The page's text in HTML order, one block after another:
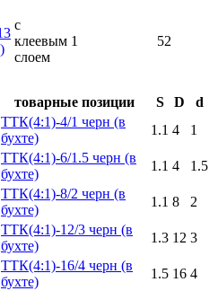
с
клеевым
слоем
1 52
товарные позиции S D
d
ТТК(4:1)-4/1 черн (в
бухте)
1.1 4
1
ТТК(4:1)-6/1.5 черн (в
бухте)
1.1 4
1.5
ТТК(4:1)-8/2 черн (в
бухте)
1.1 8
2
ТТК(4:1)-12/3 черн (в
бухте)
1.3 12 3
ТТК(4:1)-16/4 черн (в
бухте)
1.5 16 4